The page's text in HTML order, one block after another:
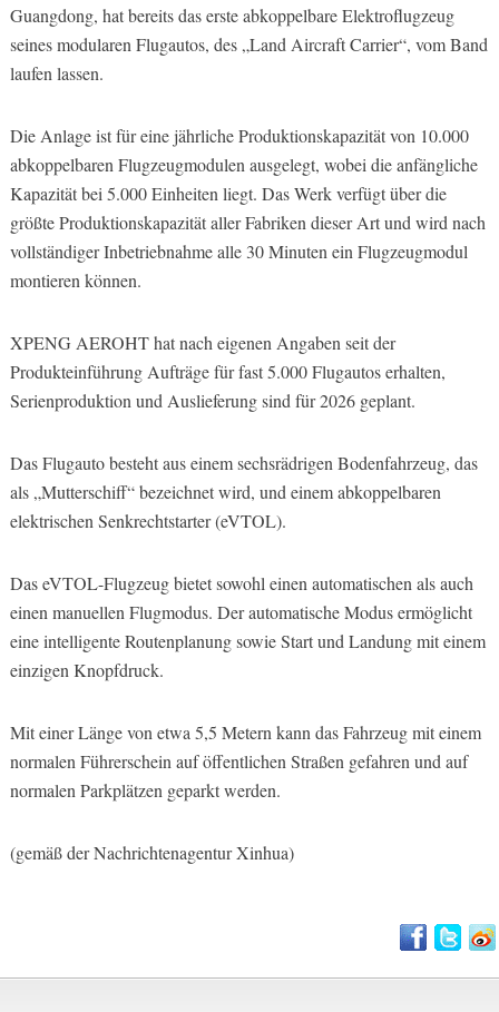
Guangdong, hat bereits das erste abkoppelbare Elektroflugzeug
seines modularen Flugautos, des „Land Aircraft Carrier“, vom Band
laufen lassen.
Die Anlage ist für eine jährliche Produktionskapazität von 10.000
abkoppelbaren Flugzeugmodulen ausgelegt, wobei die anfängliche
Kapazität bei 5.000 Einheiten liegt. Das Werk verfügt über die
größte Produktionskapazität aller Fabriken dieser Art und wird nach
vollständiger Inbetriebnahme alle 30 Minuten ein Flugzeugmodul
montieren können.
XPENG AEROHT hat nach eigenen Angaben seit der
Produkteinführung Aufträge für fast 5.000 Flugautos erhalten,
Serienproduktion und Auslieferung sind für 2026 geplant.
Das Flugauto besteht aus einem sechsrädrigen Bodenfahrzeug, das
als „Mutterschiff“ bezeichnet wird, und einem abkoppelbaren
elektrischen Senkrechtstarter (eVTOL).
Das eVTOL-Flugzeug bietet sowohl einen automatischen als auch
einen manuellen Flugmodus. Der automatische Modus ermöglicht
eine intelligente Routenplanung sowie Start und Landung mit einem
einzigen Knopfdruck.
Mit einer Länge von etwa 5,5 Metern kann das Fahrzeug mit einem
normalen Führerschein auf öffentlichen Straßen gefahren und auf
normalen Parkplätzen geparkt werden.
(gemäß der Nachrichtenagentur Xinhua)